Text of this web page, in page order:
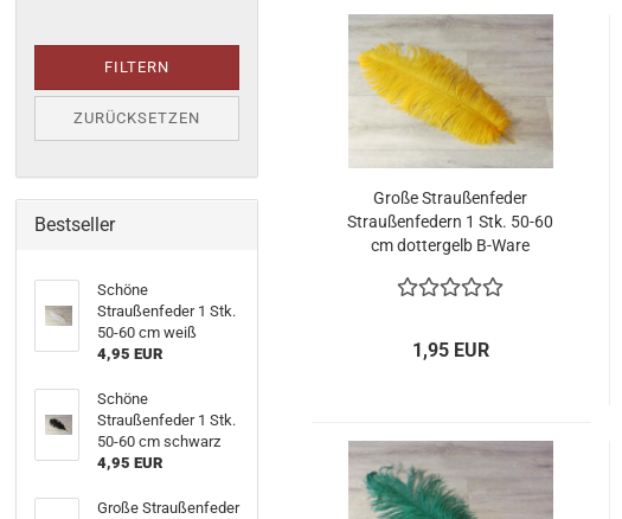
Große Straußenfeder
Straußenfedern 1 Stk. 50-60
cm dottergelb B-Ware
1,95 EUR
FILTERN
ZURÜCKSETZEN
Bestseller
Schöne
Straußenfeder 1 Stk.
50-60 cm weiß
4,95 EUR
Schöne
Straußenfeder 1 Stk.
50-60 cm schwarz
4,95 EUR
Große Straußenfeder